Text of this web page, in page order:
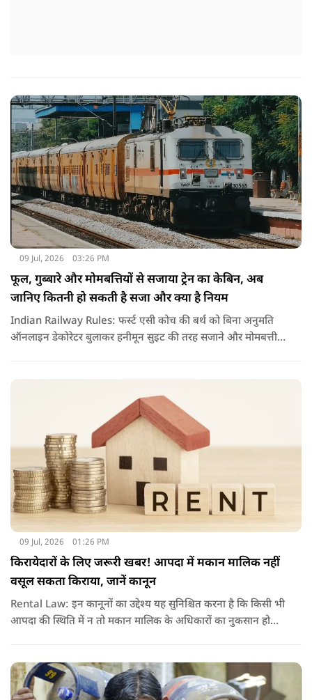
09 Jul, 2026 03:26 PM
फूल, गुब्बारे और मोमबत्तियों से सजाया ट्रेन का केबिन, अब
जानिए कितनी हो सकती है सजा और क्या है नियम
Indian Railway Rules: फर्स्ट एसी कोच की बर्थ को बिना अनुमति
ऑनलाइन डेकोरेटर बुलाकर हनीमून सुइट की तरह सजाने और मोमबत्ती
09 Jul, 2026 01:26 PM
किरायेदारों के लिए जरूरी खबर! आपदा में मकान मालिक नहीं
वसूल सकता किराया, जानें कानून
Rental Law: इन कानूनों का उद्देश्य यह सुनिश्चित करना है कि किसी भी
आपदा की स्थिति में न तो मकान मालिक के अधिकारों का नुकसान हो